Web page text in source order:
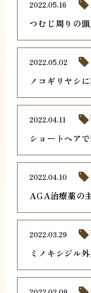
つむじ周りの
2022.05.16
ノコギリヤシ
2022.05.02
ショートヘア
2022.04.11
AGA治療薬の
2022.04.10
ミノキシジル
2022.03.29